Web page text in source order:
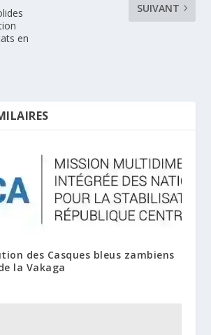
en
SUIVANT
des Casques bleus zambiens
la Vakaga